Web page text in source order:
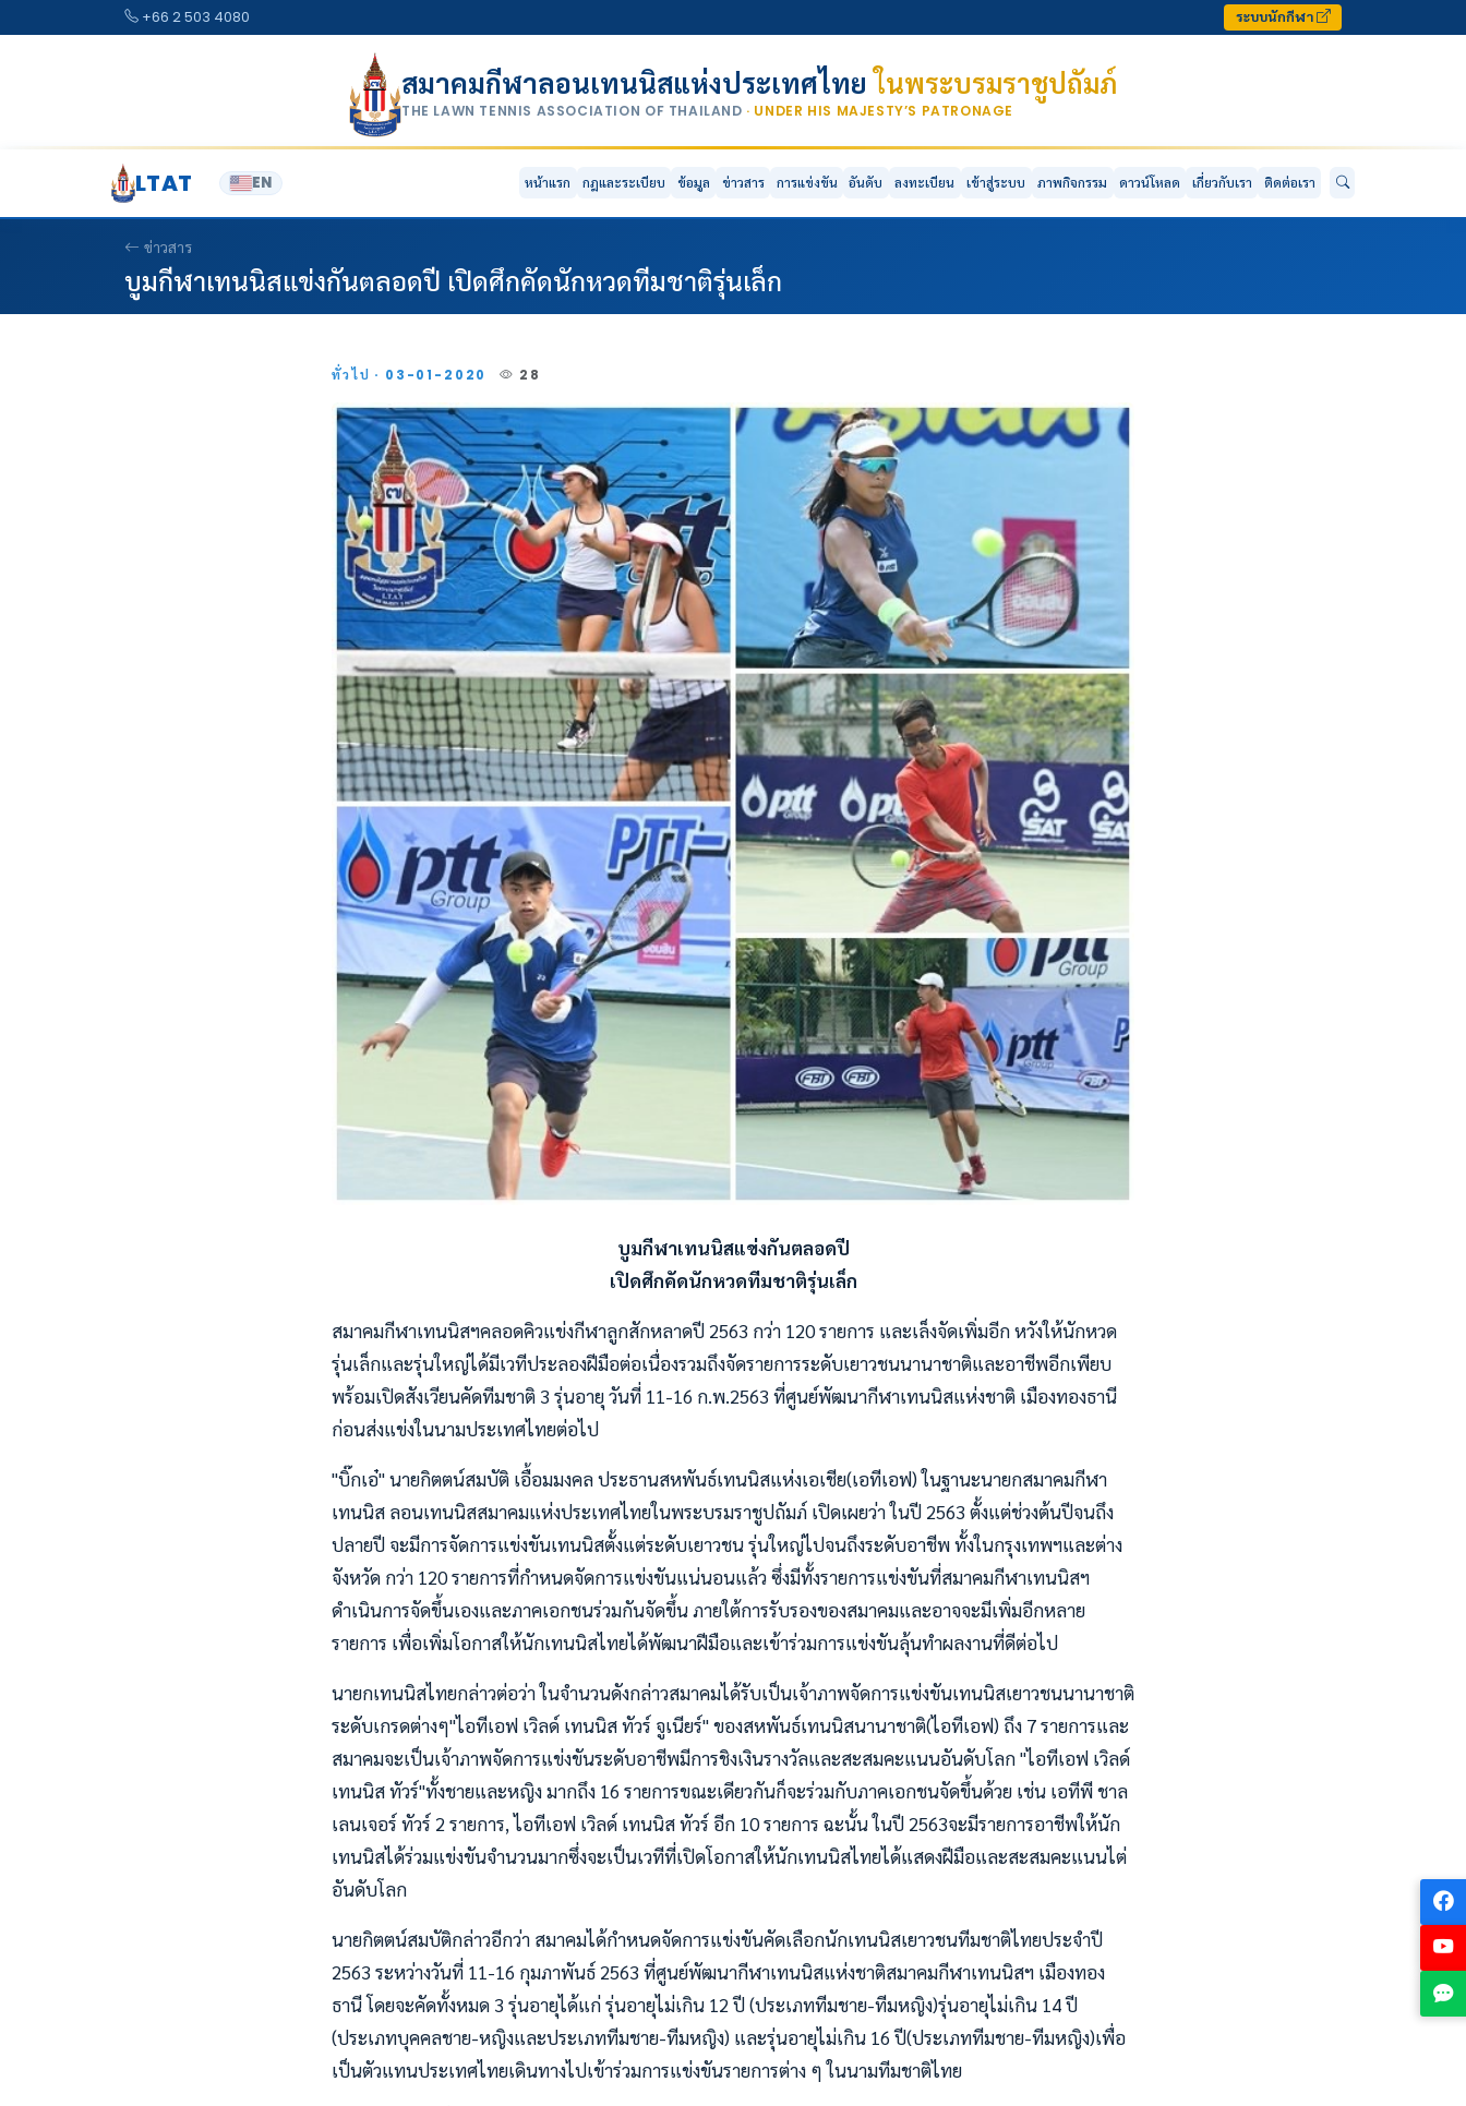
+66 2 503 4080 ระบบนักกีฬา
สมาคมกีฬาลอนเทนนิสแห่งประเทศไทยในพระบรมราชูปถัมภ์
THE LAWN TENNIS ASSOCIATION OF THAILAND · UNDER HIS MAJESTY’S PATRONAGE
LTAT EN หน้าแรก กฎและระเบียบ ข้อมูล ข่าวสาร การแข่งขัน อันดับ ลงทะเบียน เข้าสู่ระบบ ภาพกิจกรรม ดาวน์โหลด เกี่ยวกับเรา ติดต่อเรา
ข่าวสาร
บูมกีฬาเทนนิสแข่งกันตลอดปี เปิดศึกคัดนักหวดทีมชาติรุ่นเล็ก
ทั่วไป · 03-01-2020 28
บูมกีฬาเทนนิสแข่งกันตลอดปี
เปิดศึกคัดนักหวดทีมชาติรุ่นเล็ก
สมาคมกีฬาเทนนิสฯคลอดคิวแข่งกีฬาลูกสักหลาดปี 2563 กว่า 120 รายการ และเล็งจัดเพิ่มอีก หวังให้นักหวด
รุ่นเล็กและรุ่นใหญ่ได้มีเวทีประลองฝีมือต่อเนื่องรวมถึงจัดรายการระดับเยาวชนนานาชาติและอาชีพอีกเพียบ
พร้อมเปิดสังเวียนคัดทีมชาติ 3 รุ่นอายุ วันที่ 11-16 ก.พ.2563 ที่ศูนย์พัฒนากีฬาเทนนิสแห่งชาติ เมืองทองธานี
ก่อนส่งแข่งในนามประเทศไทยต่อไป
"บิ๊กเอ๋" นายกิตตน์สมบัติ เอื้อมมงคล ประธานสหพันธ์เทนนิสแห่งเอเชีย(เอทีเอฟ) ในฐานะนายกสมาคมกีฬา
เทนนิส ลอนเทนนิสสมาคมแห่งประเทศไทยในพระบรมราชูปถัมภ์ เปิดเผยว่า ในปี 2563 ตั้งแต่ช่วงต้นปีจนถึง
ปลายปี จะมีการจัดการแข่งขันเทนนิสตั้งแต่ระดับเยาวชน รุ่นใหญ่ไปจนถึงระดับอาชีพ ทั้งในกรุงเทพฯและต่าง
จังหวัด กว่า 120 รายการที่กำหนดจัดการแข่งขันแน่นอนแล้ว ซึ่งมีทั้งรายการแข่งขันที่สมาคมกีฬาเทนนิสฯ
ดำเนินการจัดขึ้นเองและภาคเอกชนร่วมกันจัดขึ้น ภายใต้การรับรองของสมาคมและอาจจะมีเพิ่มอีกหลาย
รายการ เพื่อเพิ่มโอกาสให้นักเทนนิสไทยได้พัฒนาฝีมือและเข้าร่วมการแข่งขันลุ้นทำผลงานที่ดีต่อไป
นายกเทนนิสไทยกล่าวต่อว่า ในจำนวนดังกล่าวสมาคมได้รับเป็นเจ้าภาพจัดการแข่งขันเทนนิสเยาวชนนานาชาติ
ระดับเกรดต่างๆ"ไอทีเอฟ เวิลด์ เทนนิส ทัวร์ จูเนียร์" ของสหพันธ์เทนนิสนานาชาติ(ไอทีเอฟ) ถึง 7 รายการและ
สมาคมจะเป็นเจ้าภาพจัดการแข่งขันระดับอาชีพมีการชิงเงินรางวัลและสะสมคะแนนอันดับโลก "ไอทีเอฟ เวิลด์
เทนนิส ทัวร์"ทั้งชายและหญิง มากถึง 16 รายการขณะเดียวกันก็จะร่วมกับภาคเอกชนจัดขึ้นด้วย เช่น เอทีพี ชาล
เลนเจอร์ ทัวร์ 2 รายการ, ไอทีเอฟ เวิลด์ เทนนิส ทัวร์ อีก 10 รายการ ฉะนั้น ในปี 2563จะมีรายการอาชีพให้นัก
เทนนิสได้ร่วมแข่งขันจำนวนมากซึ่งจะเป็นเวทีที่เปิดโอกาสให้นักเทนนิสไทยได้แสดงฝีมือและสะสมคะแนนไต่
อันดับโลก
นายกิตตน์สมบัติกล่าวอีกว่า สมาคมได้กำหนดจัดการแข่งขันคัดเลือกนักเทนนิสเยาวชนทีมชาติไทยประจําปี
2563 ระหว่างวันที่ 11-16 กุมภาพันธ์ 2563 ที่ศูนย์พัฒนากีฬาเทนนิสแห่งชาติสมาคมกีฬาเทนนิสฯ เมืองทอง
ธานี โดยจะคัดทั้งหมด 3 รุ่นอายุได้แก่ รุ่นอายุไม่เกิน 12 ปี (ประเภททีมชาย-ทีมหญิง)รุ่นอายุไม่เกิน 14 ปี
(ประเภทบุคคลชาย-หญิงและประเภททีมชาย-ทีมหญิง) และรุ่นอายุไม่เกิน 16 ปี(ประเภททีมชาย-ทีมหญิง)เพื่อ
เป็นตัวแทนประเทศไทยเดินทางไปเข้าร่วมการแข่งขันรายการต่าง ๆ ในนามทีมชาติไทย